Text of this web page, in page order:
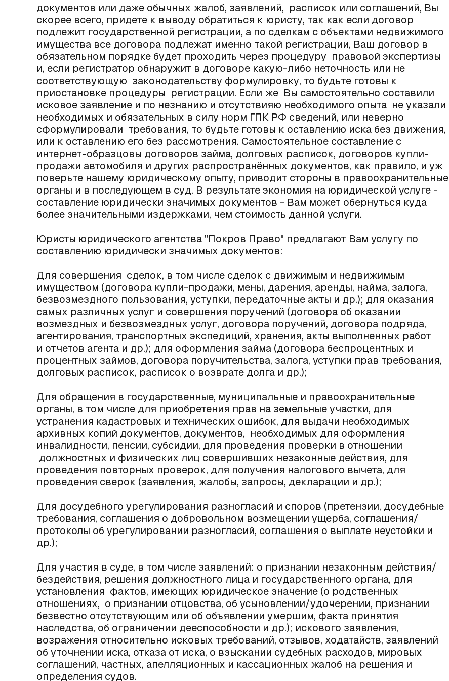
документов или даже обычных жалоб, заявлений, расписок или соглашений, Вы
скорее всего, придете к выводу обратиться к юристу, так как если договор
подлежит государственной регистрации, а по сделкам с объектами недвижимого
имущества все договора подлежат именно такой регистрации, Ваш договор в
обязательном порядке будет проходить через процедуру правовой экспертизы
и, если регистратор обнаружит в договоре какую-либо неточность или не
соответствующую законодательству формулировку, то будьте готовы к
приостановке процедуры регистрации. Если же Вы самостоятельно составили
исковое заявление и по незнанию и отсутствияю необходимого опыта не указали
необходимых и обязательных в силу норм ГПК РФ сведений, или неверно
сформулировали требования, то будьте готовы к оставлению иска без движения,
или к оставлению его без рассмотрения. Самостоятельное составление с
интернет-образцовы договоров займа, долговых расписок, договоров купли-
продажи автомобиля и других распространённых документов, как правило, и уж
поверьте нашему юридическому опыту, приводит стороны в правоохранительные
органы и в последующем в суд. В результате экономия на юридической услуге -
составление юридически значимых документов - Вам может обернуться куда
более значительными издержками, чем стоимость данной услуги.
Юристы юридического агентства "Покров Право" предлагают Вам услугу по
составлению юридически значимых документов:
Для совершения сделок, в том числе сделок с движимым и недвижимым
имуществом (договора купли-продажи, мены, дарения, аренды, найма, залога,
безвозмездного пользования, уступки, передаточные акты и др.); для оказания
самых различных услуг и совершения поручений (договора об оказании
возмездных и безвозмездных услуг, договора поручений, договора подряда,
агентирования, транспортных экспедиций, хранения, акты выполненных работ
и отчетов агента и др.); для оформления займа (договора беспроцентных и
процентных займов, договора поручительства, залога, уступки прав требования,
долговых расписок, расписок о возврате долга и др.);
Для обращения в государственные, муниципальные и правоохранительные
органы, в том числе для приобретения прав на земельные участки, для
устранения кадастровых и технических ошибок, для выдачи необходимых
архивных копий документов, документов, необходимых для оформления
инвалидности, пенсии, субсидии, для проведения проверки в отношении
должностных и физических лиц совершивших незаконные действия, для
проведения повторных проверок, для получения налогового вычета, для
проведения сверок (заявления, жалобы, запросы, декларации и др.);
Для досудебного урегулирования разногласий и споров (претензии, досудебные
требования, соглашения о добровольном возмещении ущерба, соглашения/
протоколы об урегулировании разногласий, соглашения о выплате неустойки и
др.);
Для участия в суде, в том числе заявлений: о признании незаконным действия/
бездействия, решения должностного лица и государственного органа, для
установления фактов, имеющих юридическое значение (о родственных
отношениях, о признании отцовства, об усыновлении/удочерении, признании
безвестно отсутствующим или об объявлении умершим, факта принятия
наследства, об ограничении дееспособности и др.); искового заявления,
возражения относительно исковых требований, отзывов, ходатайств, заявлений
об уточнении иска, отказа от иска, о взыскании судебных расходов, мировых
соглашений, частных, апелляционных и кассационных жалоб на решения и
определения судов.